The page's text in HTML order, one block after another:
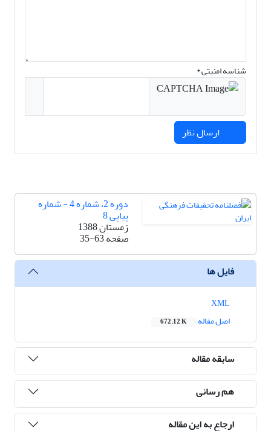
شناسه امنیتی *
دوره 2، شماره 4 - شماره
پیاپی 8
زمستان 1388
صفحه35-63
فایل ها
اصل مقاله
672.12 K
سابقه مقاله
هم رسانی
ارجاع به این مقاله